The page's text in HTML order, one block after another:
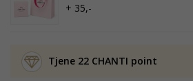
+ 35,-
Tjene 22 CHANTI point